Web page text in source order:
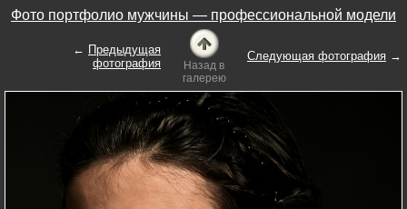
Фото портфолио мужчины — профессиональной модели
← Предыдущая
фотография
Назад в
галерею
Следующая фотография →